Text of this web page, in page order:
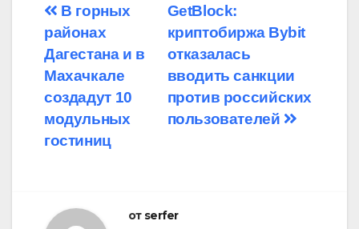
Навигация
по
записям
GetBlock:
криптобиржа Bybit
отказалась
вводить санкции
против российских
пользователей
В горных
районах
Дагестана и в
Махачкале
создадут 10
модульных
гостиниц
от serfer